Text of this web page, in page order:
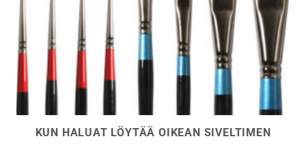
KUN HALUAT LÖYTÄÄ OIKEAN SIVELTIMEN